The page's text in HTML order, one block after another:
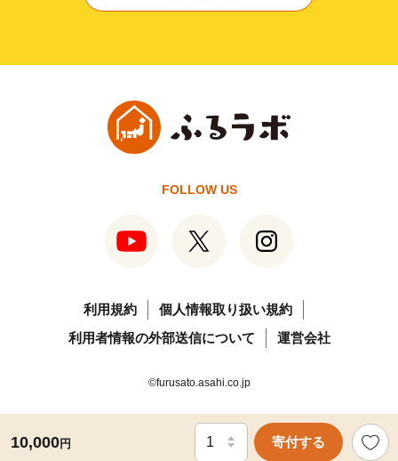
10,000円 寄付する
FOLLOW US
利用規約
個人情報取り扱い規約
利用者情報の外部送信について
運営会社
©furusato.asahi.co.jp